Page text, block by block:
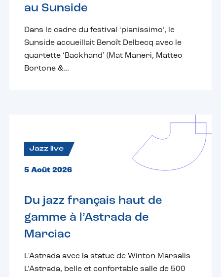
au Sunside
Dans le cadre du festival ‘pianissimo’, le
Sunside accueillait Benoît Delbecq avec le
quartette ‘Backhand’ (Mat Maneri, Matteo
Bortone &...
Jazz live
5 Août 2026
Du jazz français haut de
gamme à l’Astrada de
Marciac
L'Astrada avec la statue de Winton Marsalis
L’Astrada, belle et confortable salle de 500